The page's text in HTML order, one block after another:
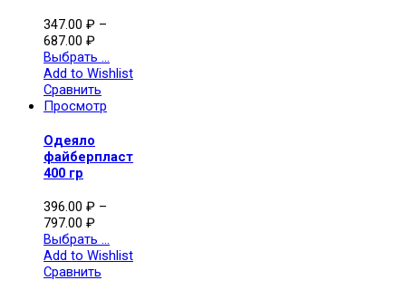
347.00 ₽ –
687.00 ₽
Выбрать ...
Add to Wishlist
Сравнить
Просмотр
Одеяло
файберпласт
400 гр
396.00 ₽ –
797.00 ₽
Выбрать ...
Add to Wishlist
Сравнить